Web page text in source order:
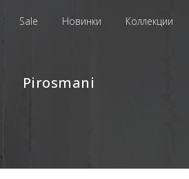
Sale Новинки Коллекции
Pirosmani